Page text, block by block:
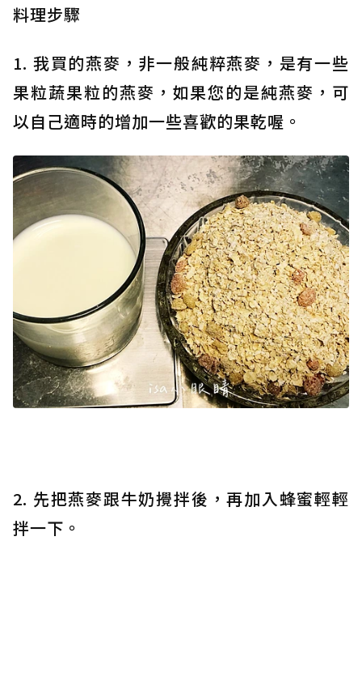
料理步驟
1. 我買的燕麥，非一般純粹燕麥，是有一些
果粒蔬果粒的燕麥，如果您的是純燕麥，可
以自己適時的增加一些喜歡的果乾喔。
2. 先把燕麥跟牛奶攪拌後，再加入蜂蜜輕輕
拌一下。